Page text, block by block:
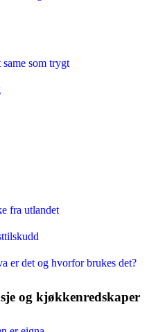
som trygt
fra utlandet
er det og hvorfor brukes det?
og kjøkkenredskaper